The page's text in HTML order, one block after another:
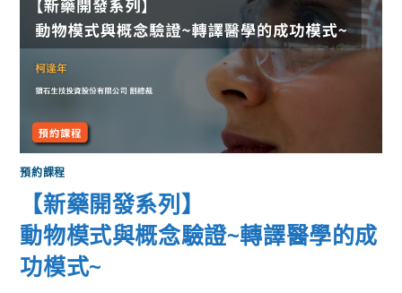
預約課程
【新藥開發系列】
動物模式與概念驗證~轉譯醫學的成
功模式~